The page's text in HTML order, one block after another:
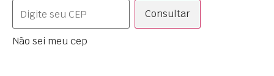
Consultar
Não sei meu cep